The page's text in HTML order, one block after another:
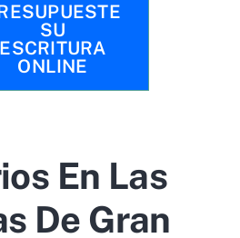
SU
ESCRITURA
ONLINE
En Las
De Gran